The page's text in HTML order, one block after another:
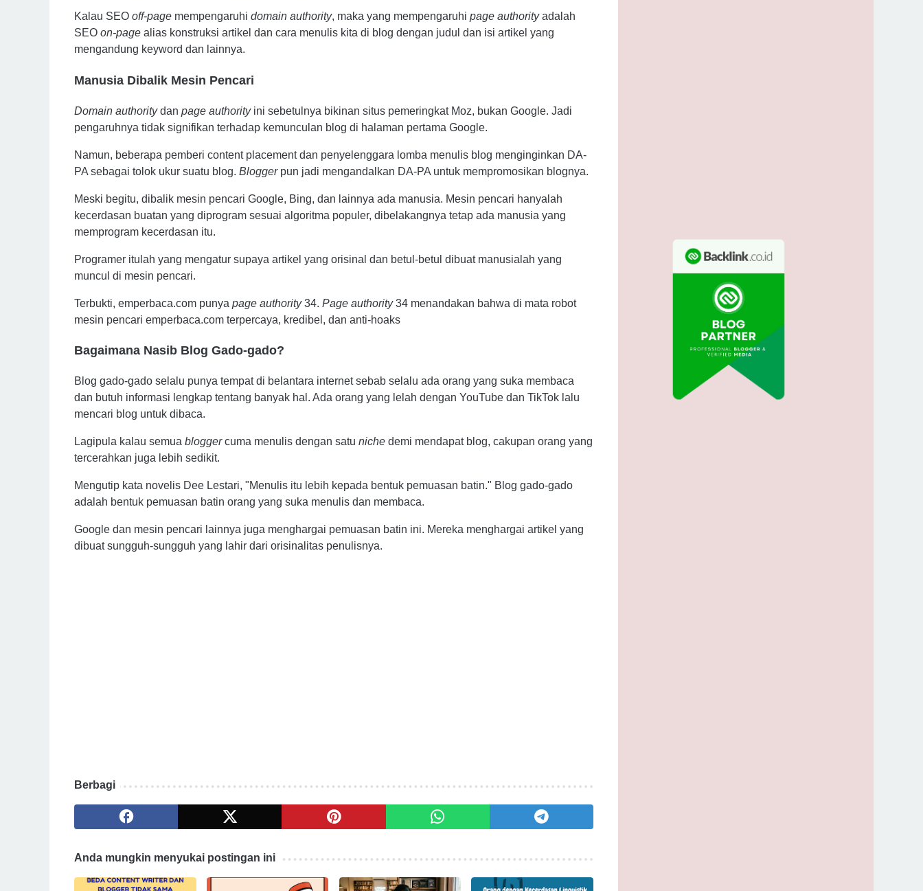
Kalau SEO off-page mempengaruhi domain authority, maka yang mempengaruhi page authorityadalah
SEO on-page alias konstruksi artikel dan cara menulis kita di blog dengan judul dan isi artikel yang
mengandung keyword dan lainnya.
Manusia Dibalik Mesin Pencari
Domain authoritydan page authorityini sebetulnya bikinan situs pemeringkat Moz, bukan Google. Jadi
pengaruhnya tidak signifikan terhadap kemunculan blog di halaman pertama Google.
Namun, beberapa pemberi content placement dan penyelenggara lomba menulis blog menginginkan DA-
PA sebagai tolok ukur suatu blog. Bloggerpun jadi mengandalkan DA-PA untuk mempromosikan blognya.
Meski begitu, dibalik mesin pencari Google, Bing, dan lainnya ada manusia. Mesin pencari hanyalah
kecerdasan buatan yang diprogram sesuai algoritma populer, dibelakangnya tetap ada manusia yang
memprogram kecerdasan itu.
Programer itulah yang mengatur supaya artikel yang orisinal dan betul-betul dibuat manusialah yang
muncul di mesin pencari.
Terbukti, emperbaca.com punya page authority34. Page authority34 menandakan bahwa di mata robot
mesin pencari emperbaca.com terpercaya, kredibel, dan anti-hoaks
Bagaimana Nasib Blog Gado-gado?
Blog gado-gado selalu punya tempat di belantara internet sebab selalu ada orang yang suka membaca
dan butuh informasi lengkap tentang banyak hal. Ada orang yang lelah dengan YouTube dan TikTok lalu
mencari blog untuk dibaca.
Lagipula kalau semua bloggercuma menulis dengan satu niche demi mendapat blog, cakupan orang yang
tercerahkan juga lebih sedikit.
Mengutip kata novelis Dee Lestari, "Menulis itu lebih kepada bentuk pemuasan batin." Blog gado-gado
adalah bentuk pemuasan batin orang yang suka menulis dan membaca.
Google dan mesin pencari lainnya juga menghargai pemuasan batin ini. Mereka menghargai artikel yang
dibuat sungguh-sungguh yang lahir dari orisinalitas penulisnya.
Berbagi
Anda mungkin menyukai postingan ini